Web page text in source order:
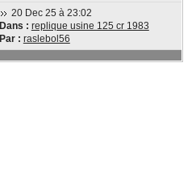
20 Dec 25 à 23:02
Dans : replique usine 125 cr 1983
Par : raslebol56